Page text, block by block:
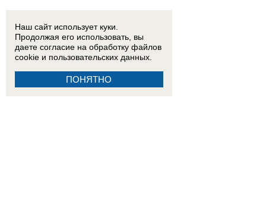
Наш сайт использует куки.
Продолжая его использовать, вы
даете согласие на обработку файлов
cookie и пользовательских данных.
ПОНЯТНО